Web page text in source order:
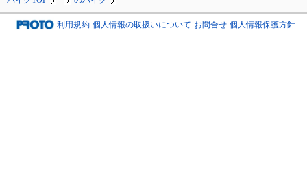
利用規約 個人情報の取扱いについて お問合せ 個人情報保護方針